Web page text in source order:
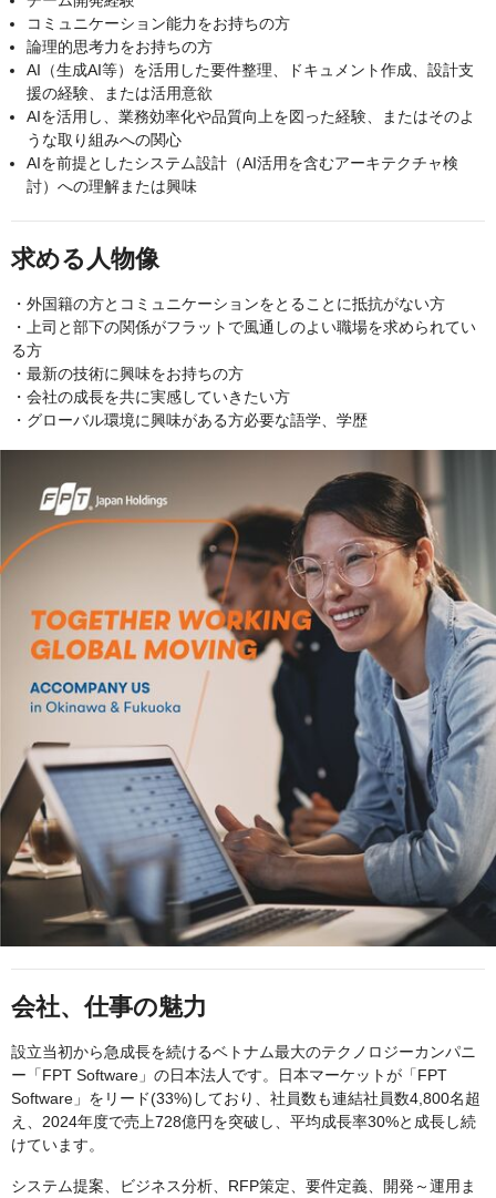
コミュニケーション能力をお持ちの方
論理的思考力をお持ちの方
AI（生成AI等）を活用した要件整理、ドキュメント作成、設計支
援の経験、または活用意欲
AIを活用し、業務効率化や品質向上を図った経験、またはそのよ
うな取り組みへの関心
AIを前提としたシステム設計（AI活用を含むアーキテクチャ検
討）への理解または興味
求める人物像
・外国籍の方とコミュニケーションをとることに抵抗がない方
・上司と部下の関係がフラットで風通しのよい職場を求められてい
る方
・最新の技術に興味をお持ちの方
・会社の成長を共に実感していきたい方
・グローバル環境に興味がある方必要な語学、学歴
会社、仕事の魅力
設立当初から急成長を続けるベトナム最大のテクノロジーカンパニ
ー「FPT Software」の日本法人です。日本マーケットが「FPT
Software」をリード(33%)しており、社員数も連結社員数4,800名超
え、2024年度で売上728億円を突破し、平均成長率30%と成長し続
けています。
システム提案、ビジネス分析、RFP策定、要件定義、開発～運用ま